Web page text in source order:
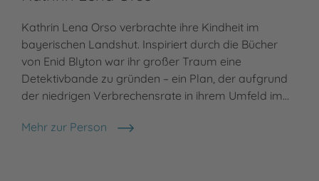
Kathrin Lena Orso verbrachte ihre Kindheit im
bayerischen Landshut. Inspiriert durch die Bücher
von Enid Blyton war ihr großer Traum eine
Detektivbande zu gründen – ein Plan, der aufgrund
der niedrigen Verbrechensrate in ihrem Umfeld im…
Mehr zur Person
Kathrin Lena Orso